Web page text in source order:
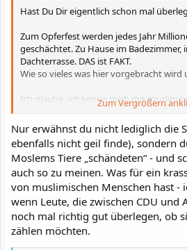
Hast Du Dir eigentlich schon mal
Zum Opferfest werden jedes Jahr
geschächtet. Zu Hause im
Dachterrasse. DAS ist FAKT.
Wie so vieles was hier vorgebracht
Ich glaube, ich kenne mich mit
Gebräuchen besser aus als Du!
Zum Vergrößern
Nur erwähnst du nicht lediglich die
ebenfalls nicht geil finde), sondern
Moslems Tiere „schändeten“ - und
auch so zu meinen. Was für ein
von muslimischen Menschen hast -
wenn Leute, die zwischen CDU und
noch mal richtig gut überlegen, ob
zählen möchten.